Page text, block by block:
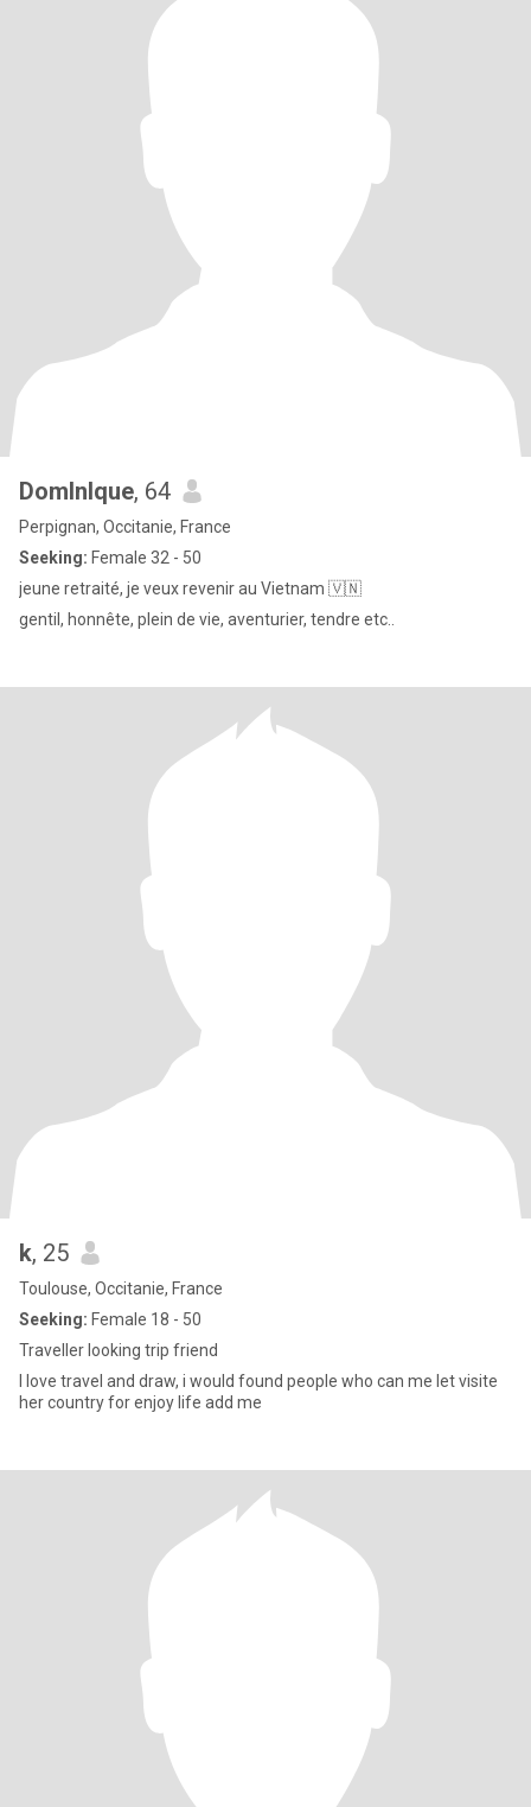
Domlnlque, 64
Perpignan, Occitanie, France
Seeking: Female 32 - 50
jeune retraité, je veux revenir au Vietnam 🇻🇳
gentil, honnête, plein de vie, aventurier, tendre etc..
k, 25
Toulouse, Occitanie, France
Seeking: Female 18 - 50
Traveller looking trip friend
I love travel and draw, i would found people who can me let visite
her country for enjoy life add me